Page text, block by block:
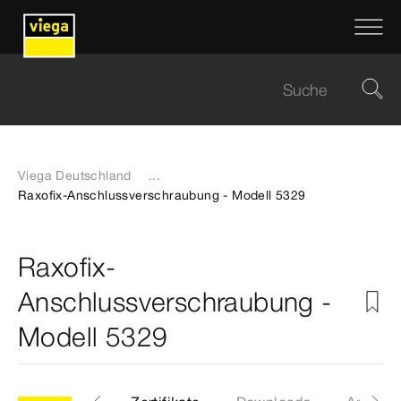
Viega Deutschland
...
Raxofix-Anschlussverschraubung - Modell 5329
Raxofix-
Anschlussverschraubung -
Modell 5329